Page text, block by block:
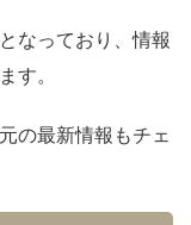
となっており、情報
す。
の最新情報もチェ